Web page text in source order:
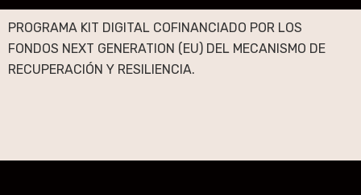
PROGRAMA KIT DIGITAL COFINANCIADO POR LOS
FONDOS NEXT GENERATION (EU) DEL MECANISMO DE
RECUPERACIÓN Y RESILIENCIA.